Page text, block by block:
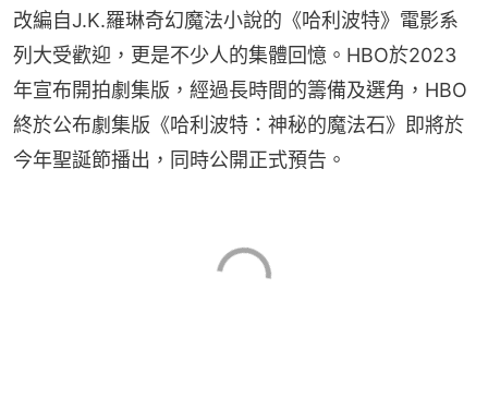
改編自J.K.羅琳奇幻魔法小說的《哈利波特》電影系
列大受歡迎，更是不少人的集體回憶。HBO於2023
年宣布開拍劇集版，經過長時間的籌備及選角，HBO
終於公布劇集版《哈利波特：神秘的魔法石》即將於
今年聖誕節播出，同時公開正式預告。